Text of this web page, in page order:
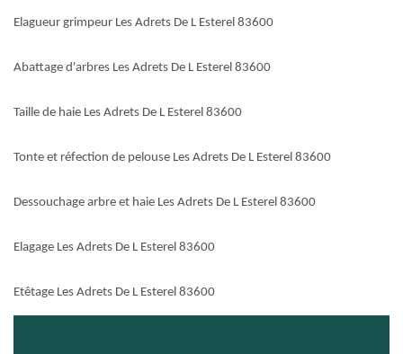
Elagueur grimpeur Les Adrets De L Esterel 83600
Abattage d'arbres Les Adrets De L Esterel 83600
Taille de haie Les Adrets De L Esterel 83600
Tonte et réfection de pelouse Les Adrets De L Esterel 83600
Dessouchage arbre et haie Les Adrets De L Esterel 83600
Elagage Les Adrets De L Esterel 83600
Etêtage Les Adrets De L Esterel 83600